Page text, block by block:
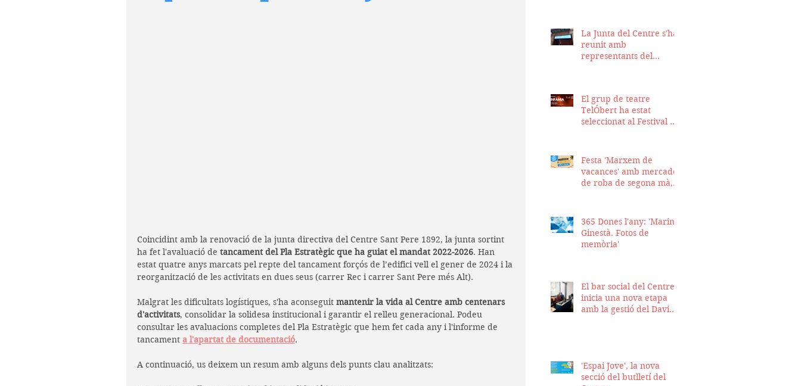
Coincidint amb la renovació de la junta directiva del Centre Sant Pere 1892, la junta sortint
ha fet l'avaluació de tancament del Pla Estratègic que ha guiat el mandat 2022-2026. Han
estat quatre anys marcats pel repte del tancament forçós de l’edifici vell el gener de 2024 i la
reorganització de les activitats en dues seus (carrer Rec i carrer Sant Pere més Alt).
Malgrat les dificultats logístiques, s'ha aconseguit mantenir la vida al Centre amb centenars
d'activitats, consolidar la solidesa institucional i garantir el relleu generacional. Podeu
consultar les avaluacions completes del Pla Estratègic que hem fet cada any i l'informe de
tancament a l'apartat de documentació.
A continuació, us deixem un resum amb alguns dels punts clau analitzats:
La Junta del Centre s'ha
reunit amb
representants del
nostra seu
El grup de teatre
TelÓbert ha estat
seleccionat al Festival de
Festa 'Marxem de
vacances' amb mercadet
de roba de segona mà,
365 Dones l'any: 'Marina
Ginestà. Fotos de
memòria'
El bar social del Centre
inicia una nova etapa
amb la gestió del David
'Espai Jove', la nova
secció del butlletí del